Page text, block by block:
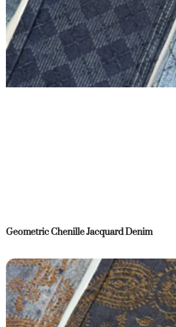
Geometric Chenille Jacquard Denim